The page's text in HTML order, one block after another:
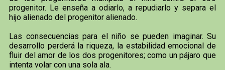
progenitor. Le enseña a odiarlo, a repudiarlo y separa el
hijo alienado del progenitor alienado.
Las consecuencias para el niño se pueden imaginar. Su
desarrollo perderá la riqueza, la estabilidad emocional de
fluir del amor de los dos progenitores; como un pájaro que
intenta volar con una sola ala.